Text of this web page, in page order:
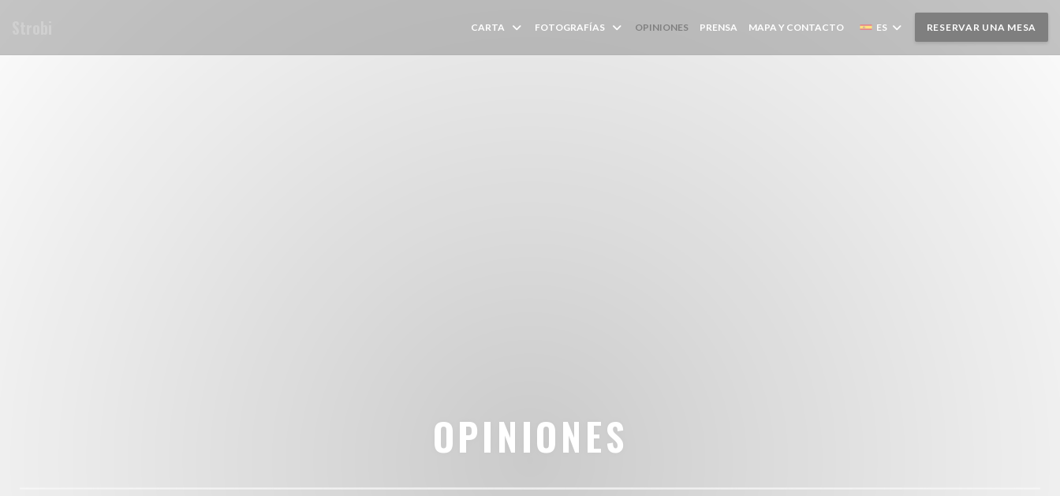
CARTA FOTOGRAFÍAS OPINIONES PRENSA MAPA Y CONTACTO ES RESERVAR UNA MESA
OPINIONES